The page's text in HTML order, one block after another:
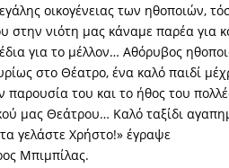
οικογένειας των ηθοποιών,
στην νιότη μας κάναμε παρέα για
για το μέλλον… Αθόρυβος
στο Θέατρο, ένα καλό παιδί
παρουσία του και το ήθος του
μας Θεάτρου… Καλό ταξίδι
γελάστε Χρήστο!» έγραψε
Μπιμπίλας.